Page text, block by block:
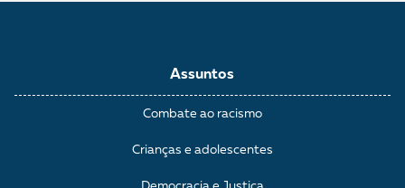
Assuntos
Combate ao racismo
Crianças e adolescentes